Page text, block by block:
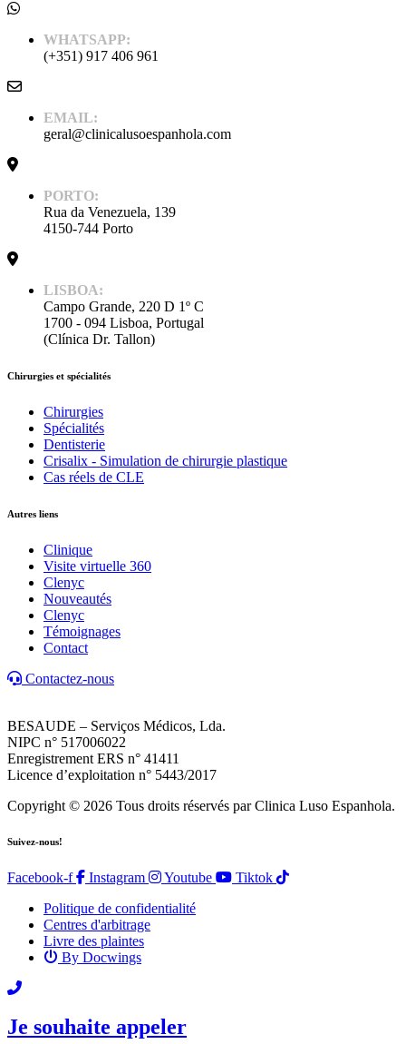
WHATSAPP:
(+351) 917 406 961
EMAIL:
geral@clinicalusoespanhola.com
PORTO:
Rua da Venezuela, 139
4150-744 Porto
LISBOA:
Campo Grande, 220 D 1º C
1700 - 094 Lisboa, Portugal
(Clínica Dr. Tallon)
Chirurgies et spécialités
Chirurgies
Spécialités
Dentisterie
Crisalix - Simulation de chirurgie plastique
Cas réels de CLE
Autres liens
Clinique
Visite virtuelle 360
Clenyc
Nouveautés
Clenyc
Témoignages
Contact
Contactez-nous
BESAUDE – Serviços Médicos, Lda.
NIPC n° 517006022
Enregistrement ERS n° 41411
Licence d’exploitation n° 5443/2017
Copyright © 2026 Tous droits réservés par Clinica Luso Espanhola.
Suivez-nous!
Facebook-f Instagram Youtube
Tiktok
Politique de confidentialité
Centres d'arbitrage
Livre des plaintes
By Docwings
Défiler
vers
Je souhaite appeler